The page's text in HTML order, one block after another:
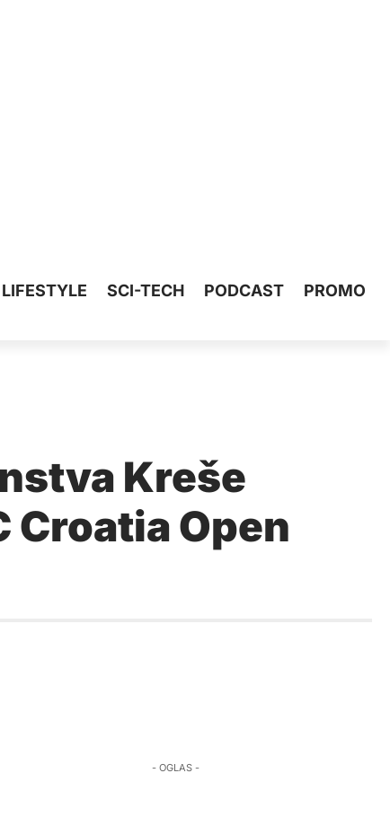
LIFESTYLE SCI-TECH PODCAST
PROMO
Kreše
Open
- OGLAS -